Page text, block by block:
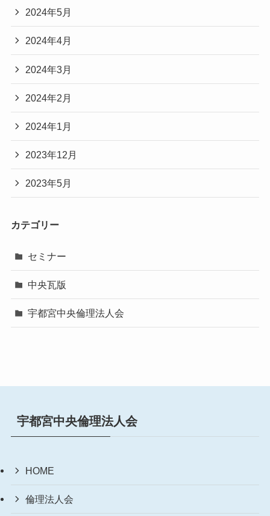
2024年5月
2024年4月
2024年3月
2024年2月
2024年1月
2023年12月
2023年5月
カテゴリー
セミナー
中央瓦版
宇都宮中央倫理法人会
宇都宮中央倫理法人会
HOME
倫理法人会